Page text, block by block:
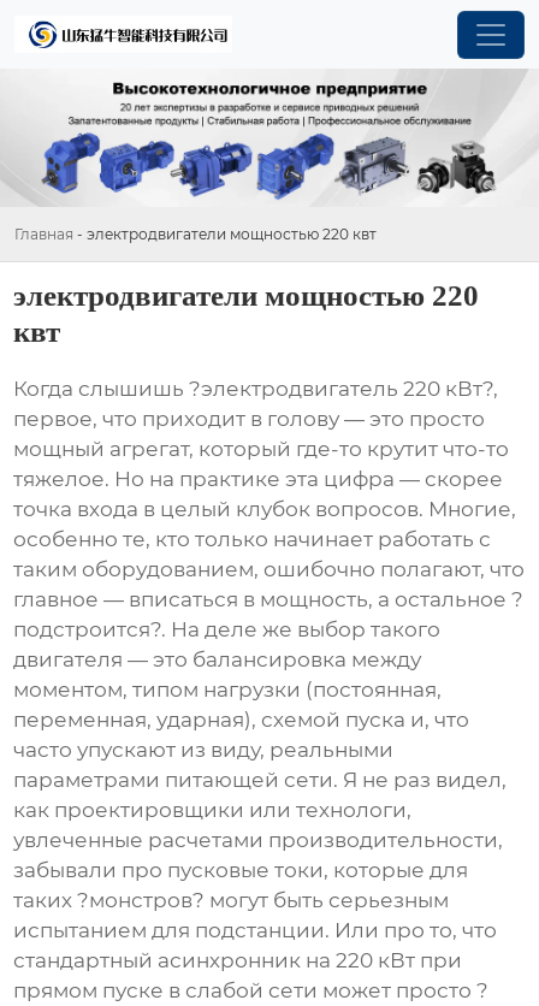
Главная - электродвигатели мощностью 220 квт
электродвигатели мощностью 220
квт
Когда слышишь ?электродвигатель 220 кВт?,
первое, что приходит в голову — это просто
мощный агрегат, который где-то крутит что-то
тяжелое. Но на практике эта цифра — скорее
точка входа в целый клубок вопросов. Многие,
особенно те, кто только начинает работать с
таким оборудованием, ошибочно полагают, что
главное — вписаться в мощность, а остальное ?
подстроится?. На деле же выбор такого
двигателя — это балансировка между
моментом, типом нагрузки (постоянная,
переменная, ударная), схемой пуска и, что
часто упускают из виду, реальными
параметрами питающей сети. Я не раз видел,
как проектировщики или технологи,
увлеченные расчетами производительности,
забывали про пусковые токи, которые для
таких ?монстров? могут быть серьезным
испытанием для подстанции. Или про то, что
стандартный асинхронник на 220 кВт при
прямом пуске в слабой сети может просто ?